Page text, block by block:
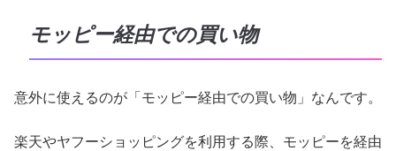
モッピー経由での買い物
意外に使えるのが「モッピー経由での買い物」なんです。
楽天やヤフーショッピングを利用する際、モッピーを経由